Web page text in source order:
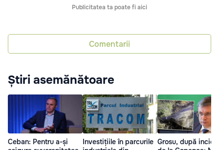
Publicitatea ta poate fi aici
Comentarii
Știri asemănătoare
Ceban: Pentru a-și
Investițiile în parcurile Grosu, după